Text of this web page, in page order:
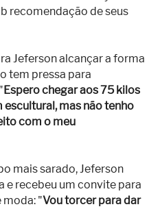
recomendação de seus
Jeferson alcançar a forma
tem pressa para
Espero chegar aos 75 kilos
mas não tenho
com o meu
mais sarado, Jeferson
e recebeu um convite para
moda: "Vou torcer para dar